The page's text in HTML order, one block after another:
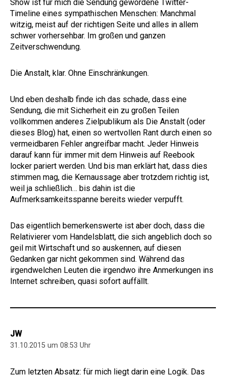
Show ist für mich die Sendung gewordene Twitter-
Timeline eines sympathischen Menschen: Manchmal
witzig, meist auf der richtigen Seite und alles in allem
schwer vorhersehbar. Im großen und ganzen
Zeitverschwendung.
Die Anstalt, klar. Ohne Einschränkungen.
Und eben deshalb finde ich das schade, dass eine
Sendung, die mit Sicherheit ein zu großen Teilen
vollkommen anderes Zielpublikum als Die Anstalt (oder
dieses Blog) hat, einen so wertvollen Rant durch einen so
vermeidbaren Fehler angreifbar macht. Jeder Hinweis
darauf kann für immer mit dem Hinweis auf Reebook
locker pariert werden. Und bis man erklärt hat, dass dies
stimmen mag, die Kernaussage aber trotzdem richtig ist,
weil ja schließlich… bis dahin ist die
Aufmerksamkeitsspanne bereits wieder verpufft.
Das eigentlich bemerkenswerte ist aber doch, dass die
Relativierer vom Handelsblatt, die sich angeblich doch so
geil mit Wirtschaft und so auskennen, auf diesen
Gedanken gar nicht gekommen sind. Während das
irgendwelchen Leuten die irgendwo ihre Anmerkungen ins
Internet schreiben, quasi sofort auffällt.
JW
31.10.2015 um 08:53 Uhr
Zum letzten Absatz: für mich liegt darin eine Logik. Das